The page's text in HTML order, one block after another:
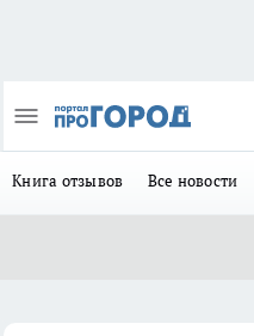
Книга отзывов Все новости